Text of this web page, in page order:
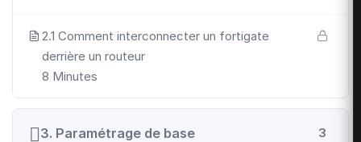
2.1 Comment interconnecter un fortigate
derrière un routeur
8 Minutes
3. Paramétrage de base 3